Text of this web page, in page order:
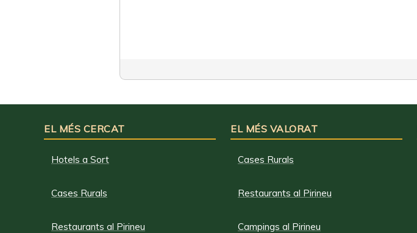
EL MÉS CERCAT
Hotels a Sort
Cases Rurals
Restaurants al Pirineu
EL MÉS VALORAT
Cases Rurals
Restaurants al Pirineu
Campings al Pirineu